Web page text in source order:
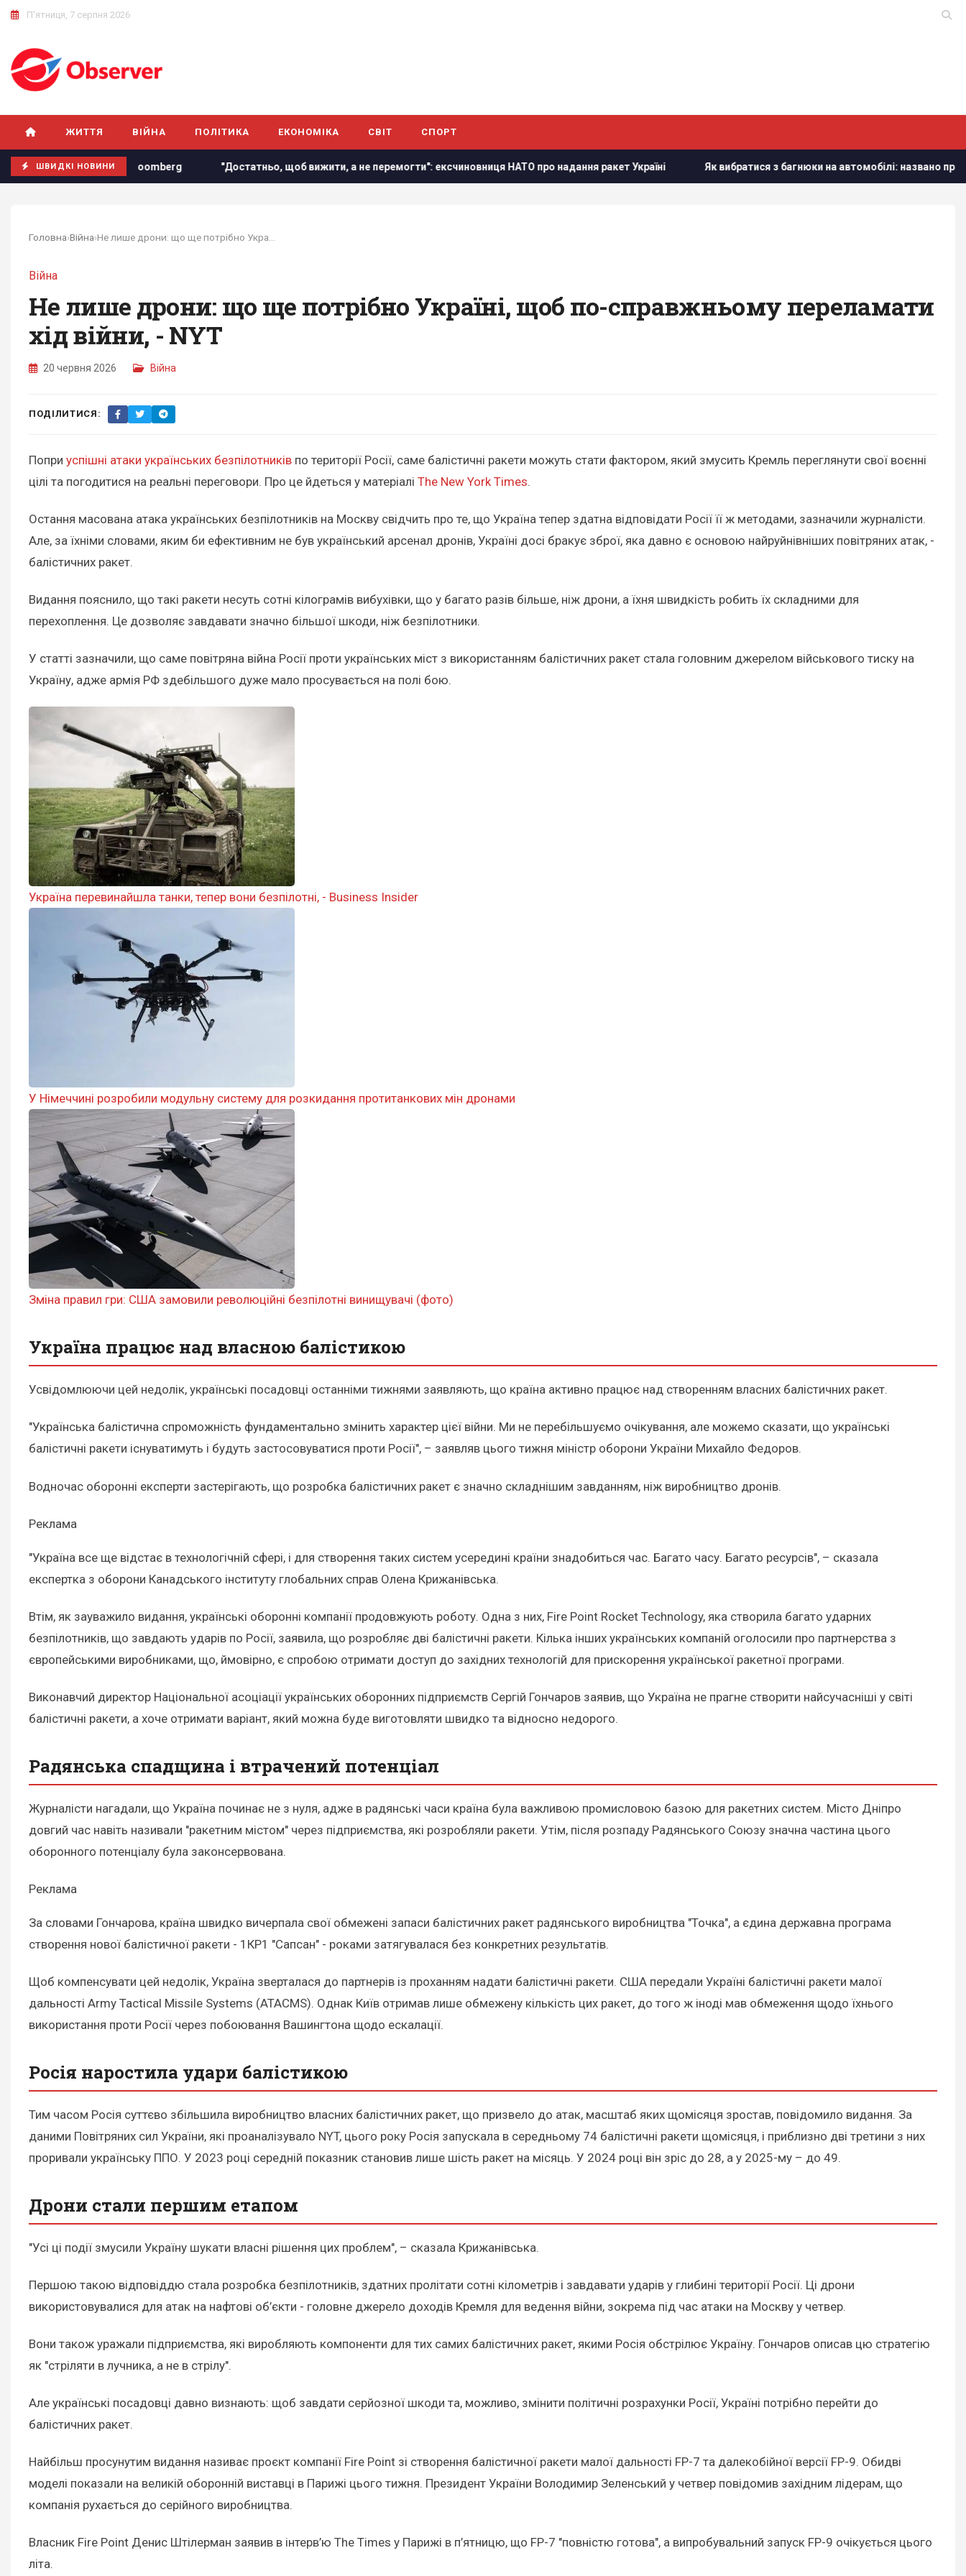
П'ятниця, 7 серпня 2026
ЖИТТЯ ВІЙНА ПОЛІТИКА ЕКОНОМІКА СВІТ СПОРТ
ШВИДКІ НОВИНИ
та РФ, - Bloomberg "Достатньо, щоб вижити, а не перемогти": ексчиновниця НАТО про надання ракет Україні Як вибратися з багнюки на автомобілі: названо простий
Головна›Війна›
Війна
Не лише дрони: що ще потрібно Україні, щоб по-справжньому переламати
хід війни, - NYT
20 червня 2026 Війна
ПОДІЛИТИСЯ:
Попри успішні атаки українських безпілотників по території Росії, саме балістичні ракети можуть стати фактором, який змусить Кремль переглянути свої воєнні
цілі та погодитися на реальні переговори. Про це йдеться у матеріалі The New York Times.
Остання масована атака українських безпілотників на Москву свідчить про те, що Україна тепер здатна відповідати Росії її ж методами, зазначили журналісти.
Але, за їхніми словами, яким би ефективним не був український арсенал дронів, Україні досі бракує зброї, яка давно є основою найруйнівніших повітряних атак, -
балістичних ракет.
Видання пояснило, що такі ракети несуть сотні кілограмів вибухівки, що у багато разів більше, ніж дрони, а їхня швидкість робить їх складними для
перехоплення. Це дозволяє завдавати значно більшої шкоди, ніж безпілотники.
У статті зазначили, що саме повітряна війна Росії проти українських міст з використанням балістичних ракет стала головним джерелом військового тиску на
Україну, адже армія РФ здебільшого дуже мало просувається на полі бою.
Україна перевинайшла танки, тепер вони безпілотні, - Business Insider
У Німеччині розробили модульну систему для розкидання протитанкових мін дронами
Зміна правил гри: США замовили революційні безпілотні винищувачі (фото)
Україна працює над власною балістикою
Усвідомлюючи цей недолік, українські посадовці останніми тижнями заявляють, що країна активно працює над створенням власних балістичних ракет.
"Українська балістична спроможність фундаментально змінить характер цієї війни. Ми не перебільшуємо очікування, але можемо сказати, що українські
балістичні ракети існуватимуть і будуть застосовуватися проти Росії", – заявляв цього тижня міністр оборони України Михайло Федоров.
Водночас оборонні експерти застерігають, що розробка балістичних ракет є значно складнішим завданням, ніж виробництво дронів.
Реклама
"Україна все ще відстає в технологічній сфері, і для створення таких систем усередині країни знадобиться час. Багато часу. Багато ресурсів", – сказала
експертка з оборони Канадського інституту глобальних справ Олена Крижанівська.
Втім, як зауважило видання, українські оборонні компанії продовжують роботу. Одна з них, Fire Point Rocket Technology, яка створила багато ударних
безпілотників, що завдають ударів по Росії, заявила, що розробляє дві балістичні ракети. Кілька інших українських компаній оголосили про партнерства з
європейськими виробниками, що, ймовірно, є спробою отримати доступ до західних технологій для прискорення української ракетної програми.
Виконавчий директор Національної асоціації українських оборонних підприємств Сергій Гончаров заявив, що Україна не прагне створити найсучасніші у світі
балістичні ракети, а хоче отримати варіант, який можна буде виготовляти швидко та відносно недорого.
Радянська спадщина і втрачений потенціал
Журналісти нагадали, що Україна починає не з нуля, адже в радянські часи країна була важливою промисловою базою для ракетних систем. Місто Дніпро
довгий час навіть називали "ракетним містом" через підприємства, які розробляли ракети. Утім, після розпаду Радянського Союзу значна частина цього
оборонного потенціалу була законсервована.
Реклама
За словами Гончарова, країна швидко вичерпала свої обмежені запаси балістичних ракет радянського виробництва "Точка", а єдина державна програма
створення нової балістичної ракети - 1КР1 "Сапсан" - роками затягувалася без конкретних результатів.
Щоб компенсувати цей недолік, Україна зверталася до партнерів із проханням надати балістичні ракети. США передали Україні балістичні ракети малої
дальності Army Tactical Missile Systems (ATACMS). Однак Київ отримав лише обмежену кількість цих ракет, до того ж іноді мав обмеження щодо їхнього
використання проти Росії через побоювання Вашингтона щодо ескалації.
Росія наростила удари балістикою
Тим часом Росія суттєво збільшила виробництво власних балістичних ракет, що призвело до атак, масштаб яких щомісяця зростав, повідомило видання. За
даними Повітряних сил України, які проаналізувало NYT, цього року Росія запускала в середньому 74 балістичні ракети щомісяця, і приблизно дві третини з них
проривали українську ППО. У 2023 році середній показник становив лише шість ракет на місяць. У 2024 році він зріс до 28, а у 2025-му – до 49.
Дрони стали першим етапом
"Усі ці події змусили Україну шукати власні рішення цих проблем", – сказала Крижанівська.
Першою такою відповіддю стала розробка безпілотників, здатних пролітати сотні кілометрів і завдавати ударів у глибині території Росії. Ці дрони
використовувалися для атак на нафтові об’єкти - головне джерело доходів Кремля для ведення війни, зокрема під час атаки на Москву у четвер.
Вони також уражали підприємства, які виробляють компоненти для тих самих балістичних ракет, якими Росія обстрілює Україну. Гончаров описав цю стратегію
як "стріляти в лучника, а не в стрілу".
Але українські посадовці давно визнають: щоб завдати серйозної шкоди та, можливо, змінити політичні розрахунки Росії, Україні потрібно перейти до
балістичних ракет.
Найбільш просунутим видання називає проєкт компанії Fire Point зі створення балістичної ракети малої дальності FP-7 та далекобійної версії FP-9. Обидві
моделі показали на великій оборонній виставці в Парижі цього тижня. Президент України Володимир Зеленський у четвер повідомив західним лідерам, що
компанія рухається до серійного виробництва.
Власник Fire Point Денис Штілерман заявив в інтерв’ю The Times у Парижі в п’ятницю, що FP-7 "повністю готова", а випробувальний запуск FP-9 очікується цього
літа.